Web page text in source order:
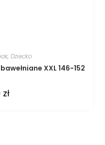
, Dziecko
XXL 146-152
zł